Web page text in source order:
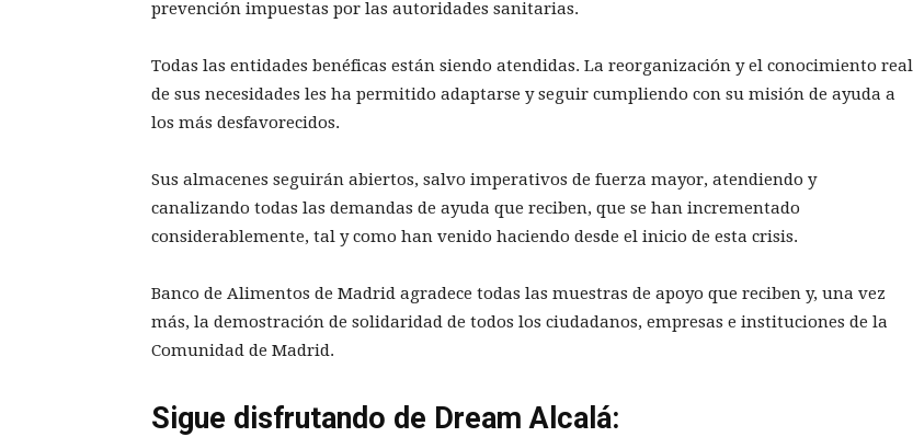
prevención impuestas por las autoridades sanitarias.
Todas las entidades benéficas están siendo atendidas. La reorganización y el conocimiento real
de sus necesidades les ha permitido adaptarse y seguir cumpliendo con su misión de ayuda a
los más desfavorecidos.
Sus almacenes seguirán abiertos, salvo imperativos de fuerza mayor, atendiendo y
canalizando todas las demandas de ayuda que reciben, que se han incrementado
considerablemente, tal y como han venido haciendo desde el inicio de esta crisis.
Banco de Alimentos de Madrid agradece todas las muestras de apoyo que reciben y, una vez
más, la demostración de solidaridad de todos los ciudadanos, empresas e instituciones de la
Comunidad de Madrid.
Sigue disfrutando de Dream Alcalá: